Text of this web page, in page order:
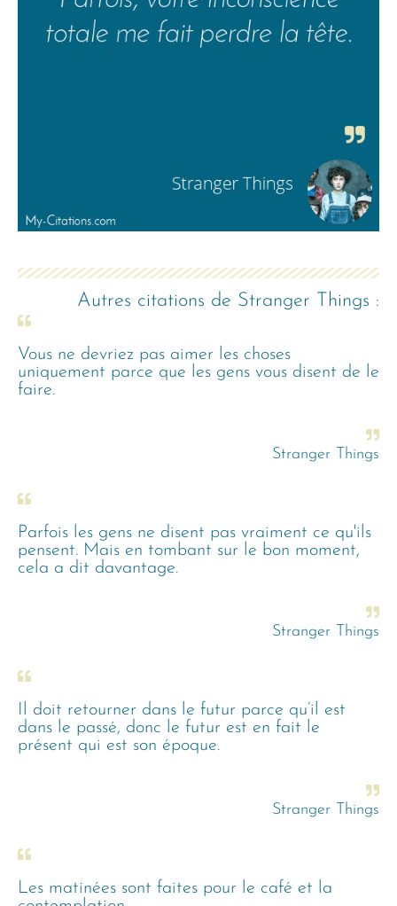
Autres citations de Stranger Things :
Vous ne devriez pas aimer les choses
uniquement parce que les gens vous disent de le
faire.
Stranger Things
Parfois les gens ne disent pas vraiment ce qu'ils
pensent. Mais en tombant sur le bon moment,
cela a dit davantage.
Stranger Things
Il doit retourner dans le futur parce qu’il est
dans le passé, donc le futur est en fait le
présent qui est son époque.
Stranger Things
Les matinées sont faites pour le café et la